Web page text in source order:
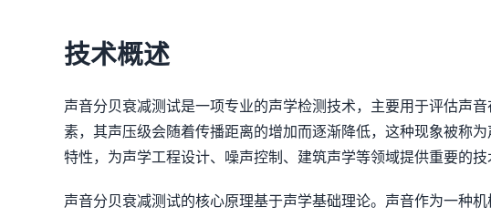
技术概述
声音分贝衰减测试是一项专业的声学检测技术，主要用于评估声
素，其声压级会随着传播距离的增加而逐渐降低，这种现象被称
特性，为声学工程设计、噪声控制、建筑声学等领域提供重要的技
声音分贝衰减测试的核心原理基于声学基础理论。声音作为一种